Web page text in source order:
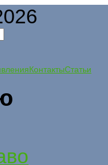
КонтактыСтатьи